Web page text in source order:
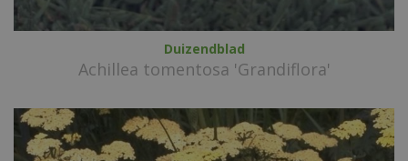
Duizendblad
Achillea tomentosa 'Grandiflora'